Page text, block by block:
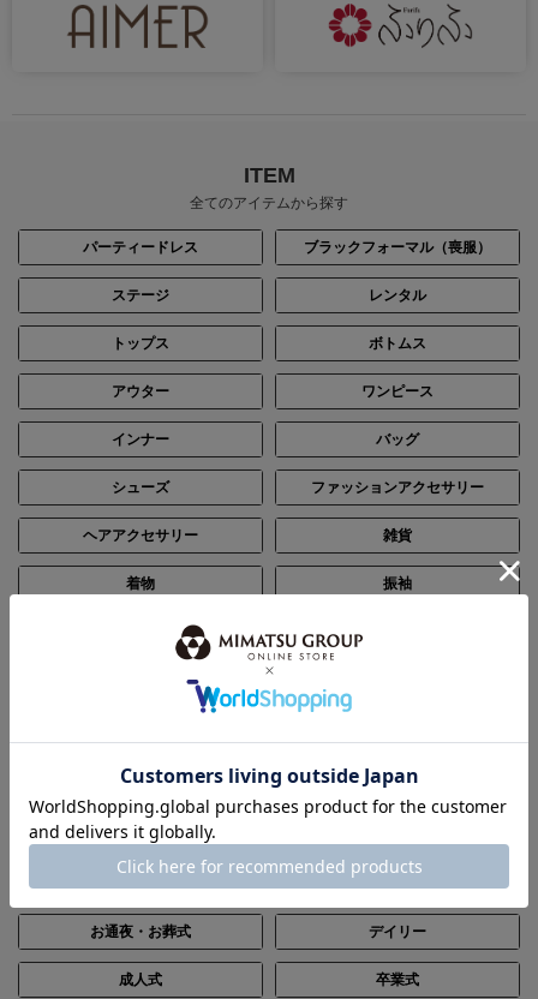
ITEM
全てのアイテムから探す
パーティードレス ブラックフォーマル（喪服）
ステージ レンタル
トップス ボトムス
アウター ワンピース
インナー バッグ
シューズ ファッションアクセサリー
ヘアアクセサリー 雑貨
着物 振袖
SCENE
シーン別で探す
結婚式・披露宴
入卒・七五三・顔合わせ
お通夜・お葬式 デイリー
成人式 卒業式